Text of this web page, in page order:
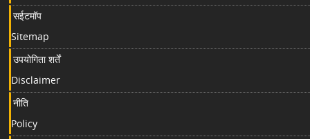
सईटमॉप
Sitemap
उपयोगिता शर्तें
Disclaimer
नीति
Policy